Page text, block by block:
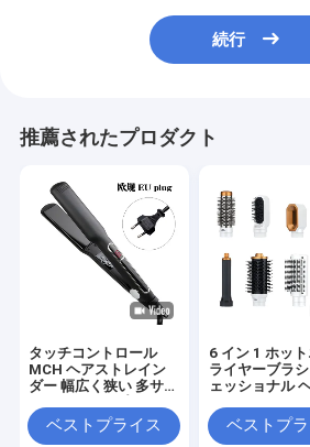
続行
推薦されたプロダクト
タッチコントロール
MCH ヘアストレイン
ダー 幅広く狭い 多サイ
ベストプライス
6 イン 1 ホッ
ライヤーブラ
ェッショナル
高速吹風ドライ
ット
ベストプ